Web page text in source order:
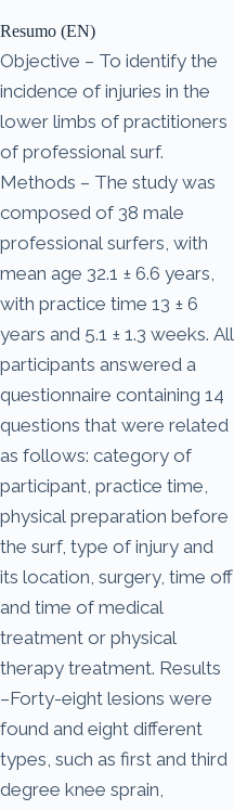
Resumo (EN)
Objective – To identify the
incidence of injuries in the
lower limbs of practitioners
of professional surf.
Methods – The study was
composed of 38 male
professional surfers, with
mean age 32.1 ± 6.6 years,
with practice time 13 ± 6
years and 5.1 ± 1.3 weeks. All
participants answered a
questionnaire containing 14
questions that were related
as follows: category of
participant, practice time,
physical preparation before
the surf, type of injury and
its location, surgery, time off
and time of medical
treatment or physical
therapy treatment. Results
–Forty-eight lesions were
found and eight different
types, such as first and third
degree knee sprain,